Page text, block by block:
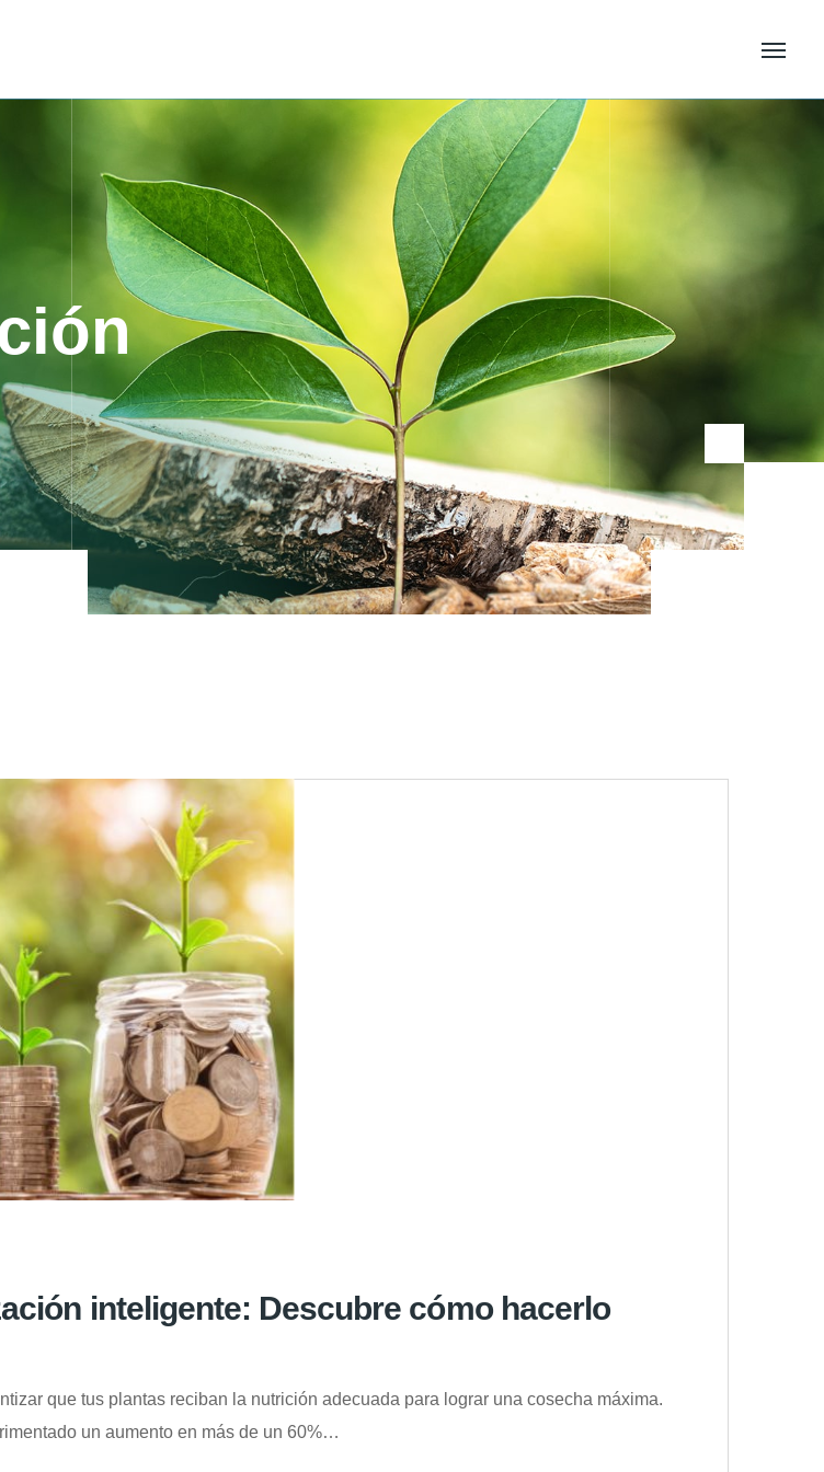
inteligente: Descubre cómo hacerlo
que tus plantas reciban la nutrición adecuada para lograr una cosecha máxima.
un aumento en más de un 60%…